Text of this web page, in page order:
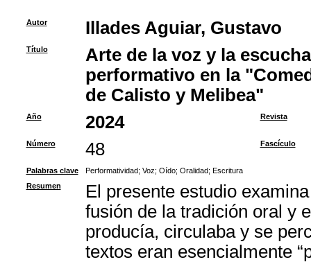
Autor Illades Aguiar, Gustavo
Título
Arte de la voz y la
performativo en la
de Calisto y Melibea"
Año 2024 Revista
Número 48 Fascículo
Palabras clave Performatividad; Voz; Oído; Oralidad; Escritura
Resumen
El presente estudio
fusión de la tradición oral y
producía, circulaba y se
textos eran esencialmente